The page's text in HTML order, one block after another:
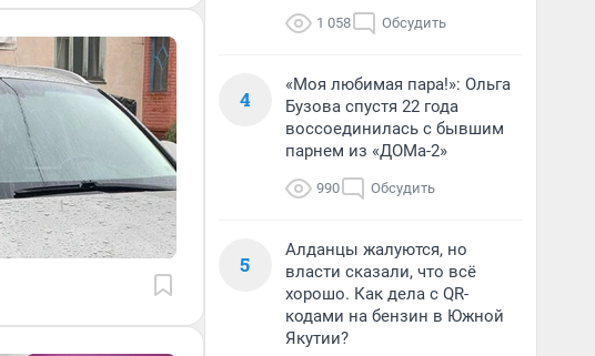
1 058 Обсудить
4
«Моя любимая пара!»: Ольга
Бузова спустя 22 года
воссоединилась с бывшим
парнем из «ДОМа-2»
990 Обсудить
5
Алданцы жалуются, но
власти сказали, что всё
хорошо. Как дела с QR-
кодами на бензин в Южной
Якутии?